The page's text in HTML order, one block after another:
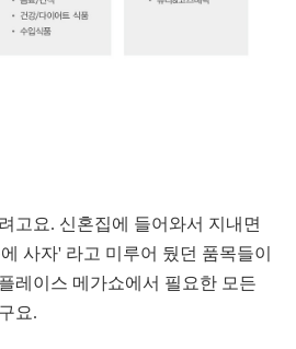
고요. 신혼집에 들어와서 지내면
사자' 라고 미루어 뒀던 품목들이
레이스 메가쇼에서 필요한 모든
요.